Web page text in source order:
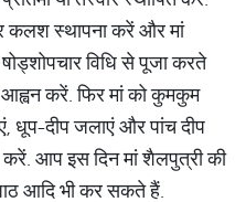
कलश स्थापना करें और मां
विधि से पूजा करते
आह्वन करें. फिर मां को कुमकुम
धूप-दीप जलाएं और पांच दीप
आप इस दिन मां शैलपुत्री की
पाठ आदि भी कर सकते हैं.